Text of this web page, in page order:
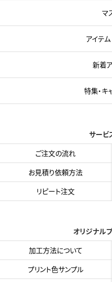
マ
アイテム
新着
特集・キ
サービ
ご注文の流れ
お見積り依頼方法
リピート注文
オリジナル
加工方法について
プリント色サンプル